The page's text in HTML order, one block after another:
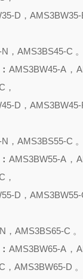
D，AMS3BW35-
，AMS3BS45-C 。
AMS3BW45-A，
，
D，AMS3BW45-
，AMS3BS55-C 。
AMS3BW55-A，
，
D，AMS3BW55-
，AMS3BS65-C 。
AMS3BW65-A，
，AMS3BW65-D 。